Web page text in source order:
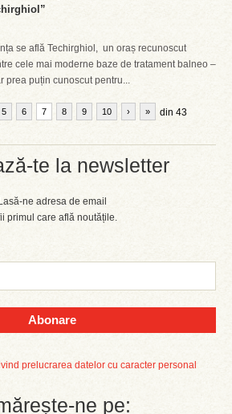
te la newsletter
Lasă-ne adresa de email
primul care află noutățile.
Abonare
prelucrarea datelor cu caracter personal
ne pe:
se află Techirghiol, un oraș recunoscut
cele mai moderne baze de tratament balneo –
prea puțin cunoscut pentru...
5 6 7 8 9 10 din 43
› »